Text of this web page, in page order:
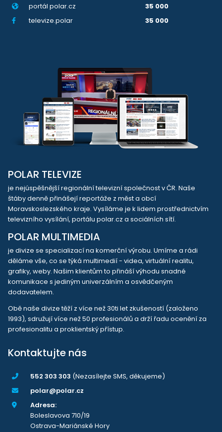
portál polar.cz
35 000
televize.polar
35 000
POLAR TELEVIZE
je nejúspěšnější regionální televizní společnost v ČR. Naše
štáby denně přinášejí reportáže z měst a obcí
Moravskoslezského kraje. Vysíláme je k lidem prostřednictvím
televizního vysílání, portálu polar.cz a sociálních sítí.
POLAR MULTIMEDIA
je divize se specializací na komerční výrobu. Umíme a rádi
děláme vše, co se týká multimedií - videa, virtuální realitu,
grafiky, weby. Našim klientům to přináší výhodu snadné
komunikace s jediným univerzálním a osvědčeným
dodavatelem.
Obě naše divize těží z více než 30ti let zkušeností (založeno
1993), sdružují více než 50 profesionálů a drží řadu ocenění za
profesionalitu a proklientský přístup.
Kontaktujte nás
552 303 303 (Nezasílejte SMS, děkujeme)
polar@polar.cz
Adresa:
Boleslavova 710/19
Ostrava-Mariánské Hory